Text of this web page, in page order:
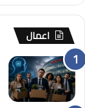
اعمال